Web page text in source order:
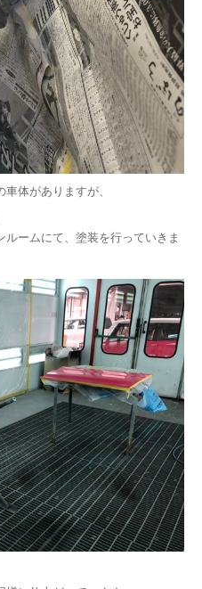
体がありますが、
ームにて、塗装を行っていきま